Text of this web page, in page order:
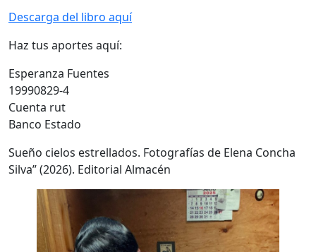
Descarga del libro aquí
Haz tus aportes aquí:
Esperanza Fuentes
19990829-4
Cuenta rut
Banco Estado
Sueño cielos estrellados. Fotografías de Elena Concha
Silva” (2026). Editorial Almacén